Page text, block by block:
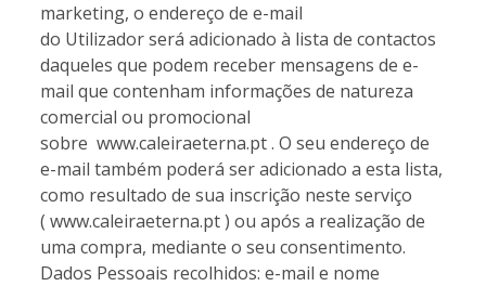
marketing, o endereço de e-mail
do Utilizador será adicionado à lista de contactos
daqueles que podem receber mensagens de e-
mail que contenham informações de natureza
comercial ou promocional
sobre www.caleiraeterna.pt . O seu endereço de
e-mail também poderá ser adicionado a esta lista,
como resultado de sua inscrição neste serviço
( www.caleiraeterna.pt ) ou após a realização de
uma compra, mediante o seu consentimento.
Dados Pessoais recolhidos: e-mail e nome